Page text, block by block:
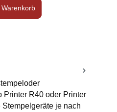
Printer R40 oder Printer
je nach